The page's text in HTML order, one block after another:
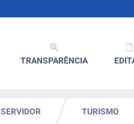
TRANSPARÊNCIA
SERVIDOR TURISMO